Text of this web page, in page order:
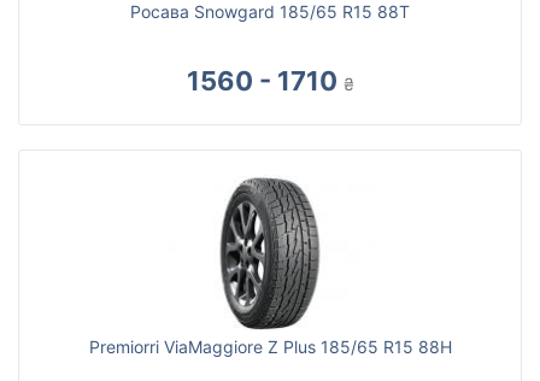
Росава Snowgard 185/65 R15 88T
1560 - 1710 ₴
Premiorri ViaMaggiore Z Plus 185/65 R15 88H